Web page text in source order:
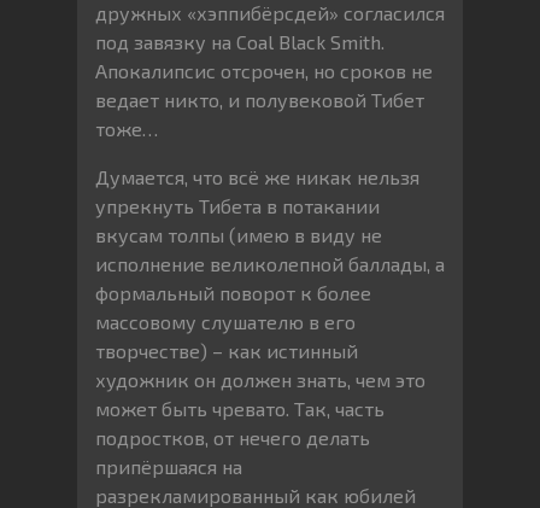
дружных «хэппибёрсдей» согласился
под завязку на Coal Black Smith.
Апокалипсис отсрочен, но сроков не
ведает никто, и полувековой Тибет
тоже…
Думается, что всё же никак нельзя
упрекнуть Тибета в потакании
вкусам толпы (имею в виду не
исполнение великолепной баллады, а
формальный поворот к более
массовому слушателю в его
творчестве) – как истинный
художник он должен знать, чем это
может быть чревато. Так, часть
подростков, от нечего делать
припёршаяся на
разрекламированный как юбилей